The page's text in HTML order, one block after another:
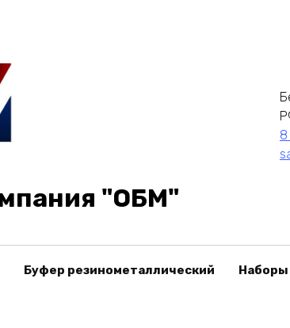
"ОБМ"
Буфер резинометаллический Наборы